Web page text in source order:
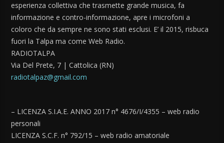
esperienza collettiva che trasmette grande musica, fa
informazione e contro-informazione, apre i microfoni a
coloro che da sempre ne sono stati esclusi. E’ il 2015, risbuca
fuori la Talpa ma come Web Radio.
RADIOTALPA
Via Del Prete, 7 | Cattolica (RN)
radiotalpaz@gmail.com
– LICENZA S.I.A.E. ANNO 2017 n° 4676/I/4355 – web radio
personali
LICENZA S.C.F. n° 792/15 – web radio amatoriale